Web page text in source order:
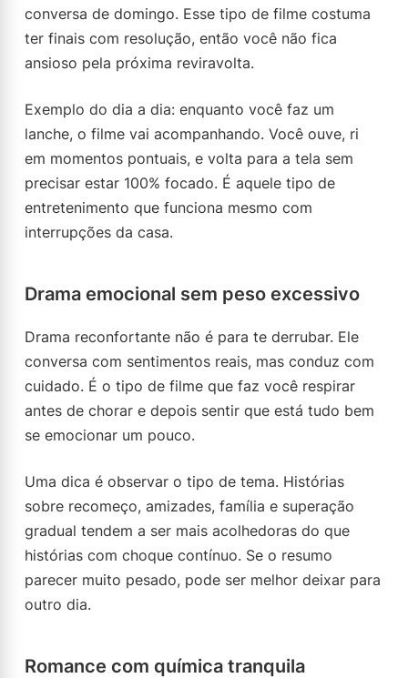
conversa de domingo. Esse tipo de filme costuma
ter finais com resolução, então você não fica
ansioso pela próxima reviravolta.
Exemplo do dia a dia: enquanto você faz um
lanche, o filme vai acompanhando. Você ouve, ri
em momentos pontuais, e volta para a tela sem
precisar estar 100% focado. É aquele tipo de
entretenimento que funciona mesmo com
interrupções da casa.
Drama emocional sem peso excessivo
Drama reconfortante não é para te derrubar. Ele
conversa com sentimentos reais, mas conduz com
cuidado. É o tipo de filme que faz você respirar
antes de chorar e depois sentir que está tudo bem
se emocionar um pouco.
Uma dica é observar o tipo de tema. Histórias
sobre recomeço, amizades, família e superação
gradual tendem a ser mais acolhedoras do que
histórias com choque contínuo. Se o resumo
parecer muito pesado, pode ser melhor deixar para
outro dia.
Romance com química tranquila